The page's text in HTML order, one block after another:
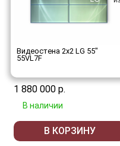
Видеостена 2x2 LG 55"
55VL7F
1 880 000 р.
В наличии
В КОРЗИНУ